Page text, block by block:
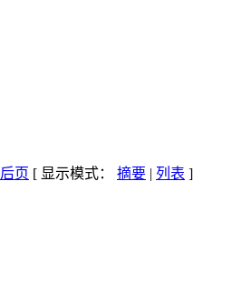
[ 显示模式： 摘要 | 列表 ]